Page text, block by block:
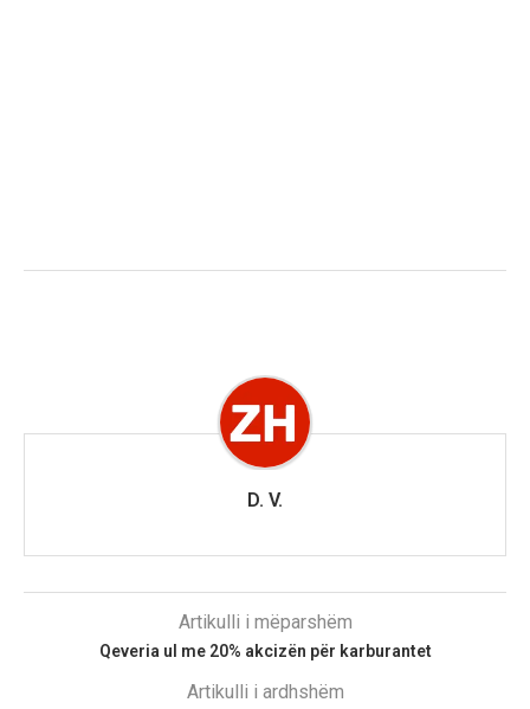
D. V.
Artikulli i mëparshëm
Qeveria ul me 20% akcizën për karburantet
Artikulli i ardhshëm